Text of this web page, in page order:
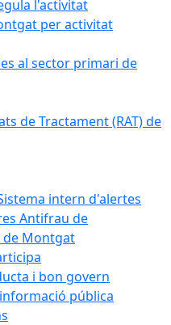
l'activitat
per activitat
al sector primari de
de Tractament (RAT) de
intern d'alertes
Antifrau de
Montgat
i bon govern
pública